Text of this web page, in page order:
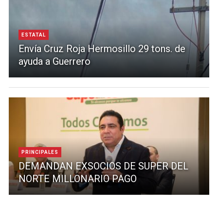
ESTATAL
Envía Cruz Roja Hermosillo 29 tons. de
ayuda a Guerrero
PRINCIPALES
DEMANDAN EXSOCIOS DE SUPER DEL
NORTE MILLONARIO PAGO